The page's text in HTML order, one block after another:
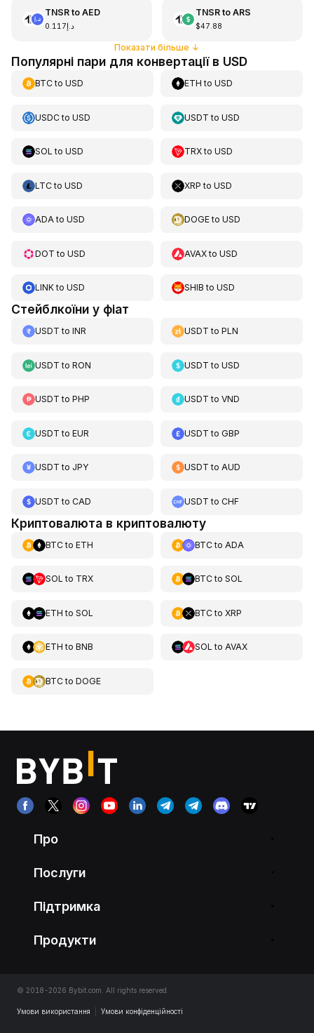
TNSRto AED
د.إ0.117
TNSRto ARS
$47.88
Показати більше ↓
Популярні пари для конвертації в USD
BTCto USD ETH toUSD
USDCto USD USDT toUSD
SOL to USD TRXtoUSD
LTCto USD XRP toUSD
ADAto USD DOGEtoUSD
DOT to USD AVAXtoUSD
LINKto USD SHIB toUSD
Стейблкоїни у фіат
USDT to INR USDT toPLN
USDT to RON USDT toUSD
USDT to PHP USDT toVND
USDT to EUR USDT toGBP
USDT to JPY USDT toAUD
USDT to CAD USDT toCHF
Криптовалюта в криптовалюту
BTCto ETH BTCto ADA
SOL to TRX BTCto SOL
ETH to SOL BTCto XRP
ETH to BNB SOL to AVAX
BTCto DOGE
Про
Послуги
Підтримка
Продукти
© 2018-2026 Bybit.com. All rights reserved.
Умови використання Умови конфіденційності